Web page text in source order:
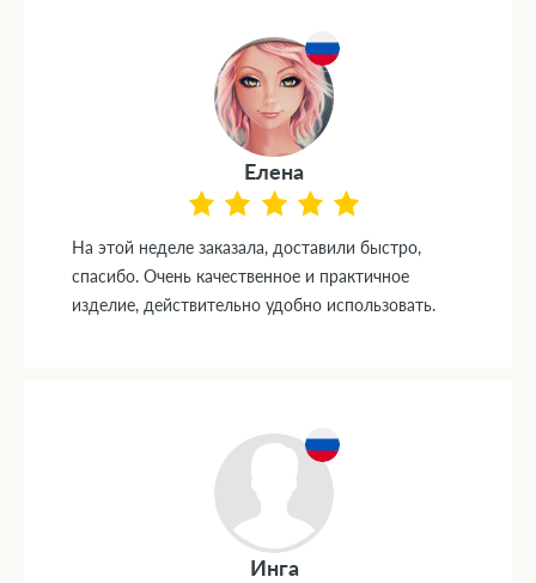
Елена
На этой неделе заказала, доставили быстро,
спасибо. Очень качественное и практичное
изделие, действительно удобно использовать.
Инга